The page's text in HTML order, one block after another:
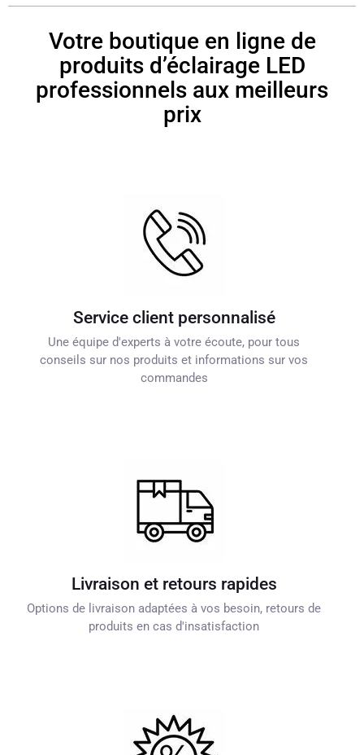
Votre boutique en ligne de
produits d’éclairage LED
professionnels aux meilleurs
prix
Service client personnalisé
Une équipe d'experts à votre écoute, pour tous
conseils sur nos produits et informations sur vos
commandes
Livraison et retours rapides
Options de livraison adaptées à vos besoin, retours de
produits en cas d'insatisfaction